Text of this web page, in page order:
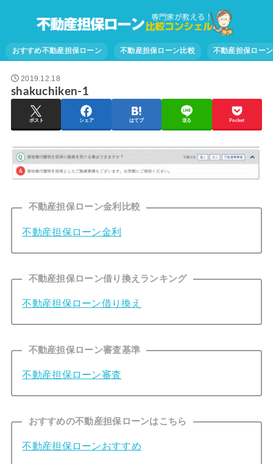
おすすめ不動産担保ローン 不動産担保ローン比較 不動産担保ロー
2019.12.18
shakuchiken-1
ポスト シェア はてブ 送る Pocket
不動産担保ローン金利比較
不動産担保ローン金利
不動産担保ローン借り換えランキング
不動産担保ローン借り換え
不動産担保ローン審査基準
不動産担保ローン審査
おすすめの不動産担保ローンはこちら
不動産担保ローンおすすめ